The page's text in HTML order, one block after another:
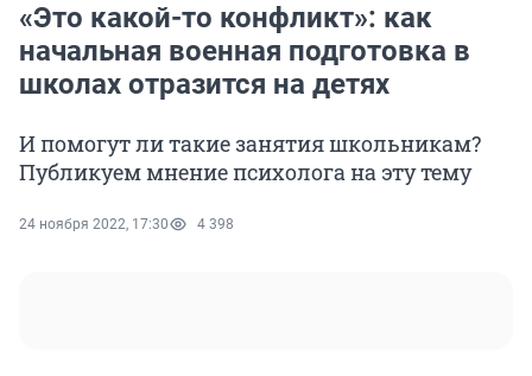
«Это какой-то конфликт»: как
начальная военная подготовка в
школах отразится на детях
И помогут ли такие занятия школьникам?
Публикуем мнение психолога на эту тему
24 ноября 2022, 17:30 4 398